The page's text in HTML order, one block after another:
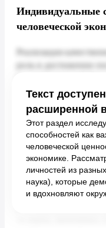
Индивидуальные
человеческой
Текст
расширенной
Этот раздел
способностей как
человеческой
экономике.
личностей из
наука), которые
и вдохновляют